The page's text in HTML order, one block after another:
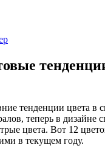
тенденции цвета в
теперь в дизайне
цвета. Вот 12
в текущем году.